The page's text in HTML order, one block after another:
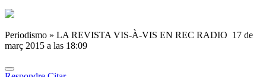
Periodismo » LA REVISTA VIS-À-VIS EN REC RADIO 17 de
març 2015 a las 18:09